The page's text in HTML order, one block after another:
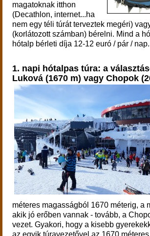
magatoknak itthon
(Decathlon, internet...ha
nem egy téli túrát terveztek megéri)
(korlátozott számban) bérelni. Mind a
hótalp bérleti díja 12-12 euró / pár / nap.
1. napi hótalpas túra: a
Luková (1670 m) vagy Chopok
méteres magasságból 1670 méterig, a
akik jó erőben vannak - tovább, a
vezet. Gyakori, hogy a kisebb
az egyik túravezetővel az 1670